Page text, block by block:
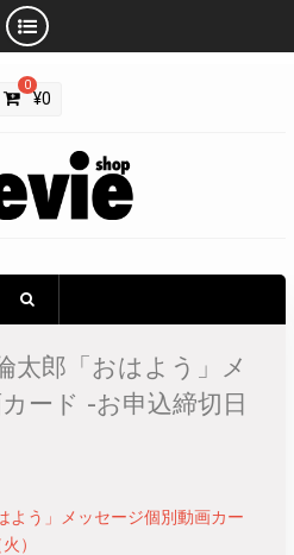
0
¥0
太郎「おはよう」メ
ード -お申込締切日
よう」メッセージ個別動画カー
）